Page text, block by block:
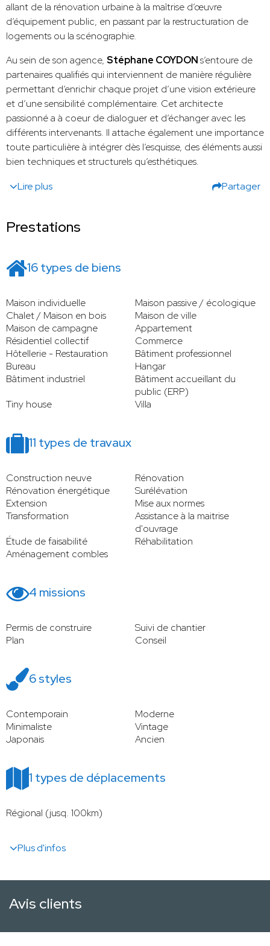
allant de la rénovation urbaine à la maîtrise d’œuvre
d’équipement public, en passant par la restructuration de
logements ou la scénographie.
Au sein de son agence, Stéphane COYDONs’entoure de
partenaires qualifiés qui interviennent de manière régulière
permettant d’enrichir chaque projet d’une vision extérieure
et d’une sensibilité complémentaire. Cet architecte
passionné a à coeur de dialoguer et d’échanger avec les
différents intervenants. Il attache également une importance
toute particulière à intégrer dès l’esquisse, des éléments aussi
bien techniques et structurels qu’esthétiques.
Lire plus
Partager
Prestations
16 types de biens
Maison individuelle
Maison passive / écologique
Chalet / Maison en bois
Maison de ville
Maison de campagne
Appartement
Résidentiel collectif
Commerce
Hôtellerie - Restauration
Bâtiment professionnel
Bureau
Hangar
Bâtiment industriel
Bâtiment accueillant du
public (ERP)
Tiny house
Villa
11 types de travaux
Construction neuve
Rénovation
Rénovation énergétique
Surélévation
Extension
Mise aux normes
Transformation
Assistance à la maitrise
d'ouvrage
Étude de faisabilité
Réhabilitation
Aménagement combles
4 missions
Permis de construire
Suivi de chantier
Plan
Conseil
6 styles
Contemporain
Moderne
Minimaliste
Vintage
Japonais
Ancien
1 types de déplacements
Régional (jusq. 100km)
Plus d'infos
Avis clients